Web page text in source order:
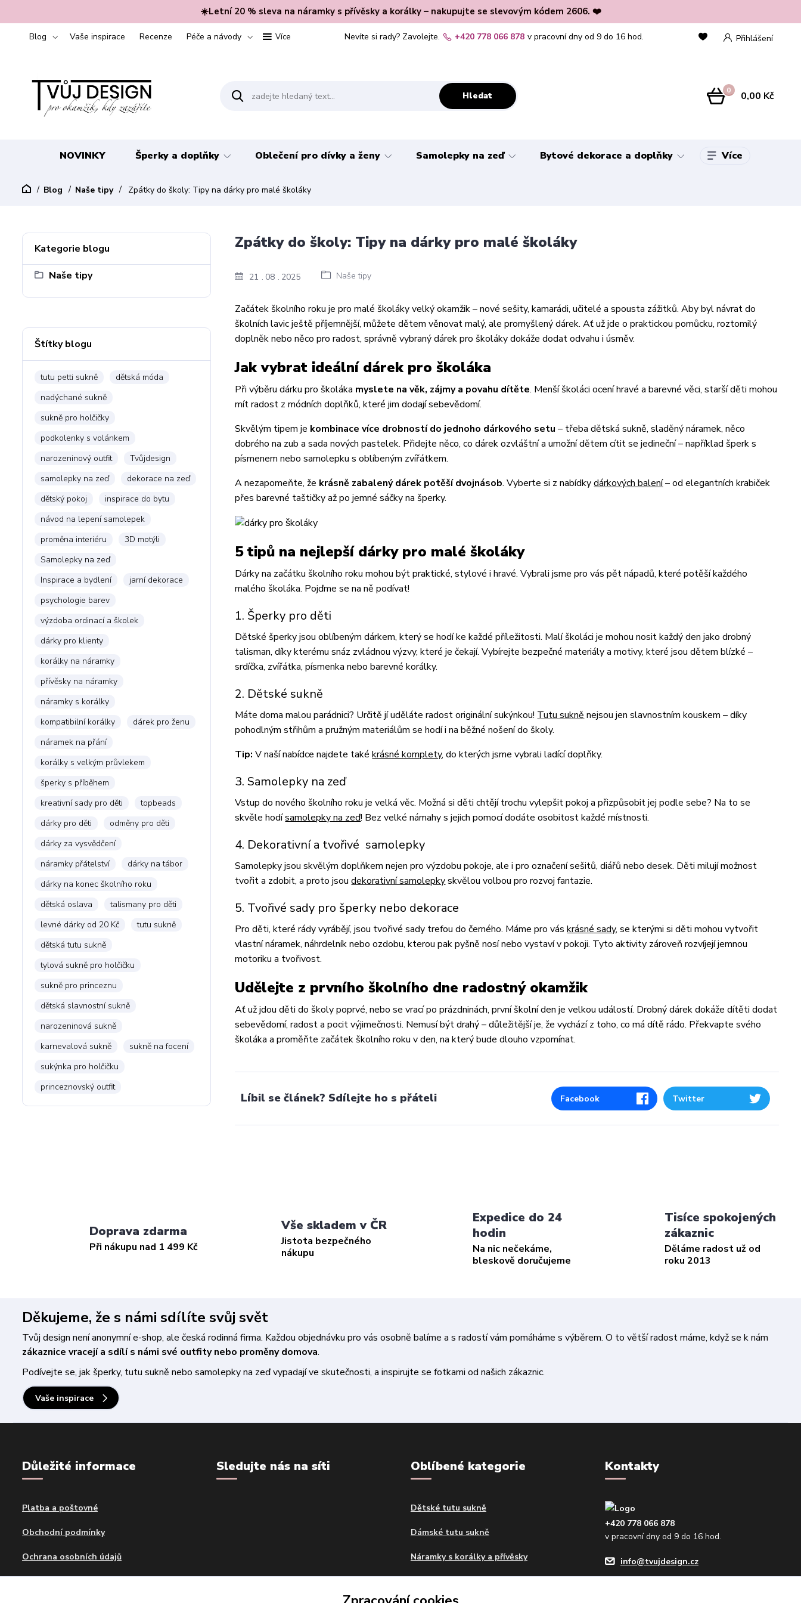
☀️Letní 20 % sleva na náramky s přívěsky a korálky – nakupujte se slevovým kódem 2606. ❤️
Blog Vaše inspirace Recenze Péče a návody Více Přihlášení
Hledat
Nevíte si rady? Zavolejte. +420 778 066 878 v pracovní dny od 9 do 16 hod.
0 0,00 Kč
NOVINKY Šperky a doplňky Oblečení pro dívky a ženy Samolepky na zeď Bytové dekorace a doplňky Více
Blog Naše tipy Zpátky do školy: Tipy na dárky pro malé školáky
Kategorie blogu
Naše tipy
Štítky blogu
tutu petti sukně
dětská móda
nadýchané sukně
sukně pro holčičky
podkolenky s volánkem
narozeninový outfit
Tvůjdesign
samolepky na zeď
dekorace na zeď
dětský pokoj
inspirace do bytu
návod na lepení samolepek
proměna interiéru
3D motýli
Samolepky na zeď
Inspirace a bydlení
jarní dekorace
psychologie barev
výzdoba ordinací a školek
dárky pro klienty
korálky na náramky
přívěsky na náramky
náramky s korálky
kompatibilní korálky
dárek pro ženu
náramek na přání
korálky s velkým průvlekem
šperky s příběhem
kreativní sady pro děti
topbeads
dárky pro děti
odměny pro děti
dárky za vysvědčení
náramky přátelství
dárky na tábor
dárky na konec školního roku
dětská oslava
talismany pro děti
levné dárky od 20 Kč
tutu sukně
dětská tutu sukně
tylová sukně pro holčičku
sukně pro princeznu
dětská slavnostní sukně
narozeninová sukně
karnevalová sukně
sukně na focení
sukýnka pro holčičku
princeznovský outfit
21 08 2025 Naše tipy
Zpátky do školy: Tipy na dárky pro malé školáky
Začátek školního roku je pro malé školáky velký okamžik – nové sešity, kamarádi, učitelé a spousta zážitků. Aby byl návrat do
školních lavic ještě příjemnější, můžete dětem věnovat malý, ale promyšlený dárek. Ať už jde o praktickou pomůcku, roztomilý
doplněk nebo něco pro radost, správně vybraný dárek pro školáky dokáže dodat odvahu i úsměv.
Jak vybrat ideální dárek pro školáka
Při výběru dárku pro školáka myslete na věk, zájmy a povahu dítěte. Menší školáci ocení hravé a barevné věci, starší děti mohou
mít radost z módních doplňků, které jim dodají sebevědomí.
Skvělým tipem je kombinace více drobností do jednoho dárkového setu – třeba dětská sukně, sladěný náramek, něco
dobrého na zub a sada nových pastelek. Přidejte něco, co dárek ozvláštní a umožní dětem cítit se jedineční – například šperk s
písmenem nebo samolepku s oblíbeným zvířátkem.
A nezapomeňte, že krásně zabalený dárek potěší dvojnásob. Vyberte si z nabídkydárkových balení– od elegantních krabiček
přes barevné taštičky až po jemné sáčky na šperky.
5 tipů na nejlepší dárky pro malé školáky
Dárky na začátku školního roku mohou být praktické, stylové i hravé. Vybrali jsme pro vás pět nápadů, které potěší každého
malého školáka. Pojďme se na ně podívat!
1. Šperky pro děti
Dětské šperky jsou oblíbeným dárkem, který se hodí ke každé příležitosti. Malí školáci je mohou nosit každý den jako drobný
talisman, díky kterému snáz zvládnou výzvy, které je čekají. Vybírejte bezpečné materiály a motivy, které jsou dětem blízké –
srdíčka, zvířátka, písmenka nebo barevné korálky.
2. Dětské sukně
Máte doma malou parádnici? Určitě jí uděláte radost originální sukýnkou! Tutu sukně nejsou jen slavnostním kouskem – díky
pohodlným střihům a pružným materiálům se hodí i na běžné nošení do školy.
Tip:V naší nabídce najdete takékrásné komplety, do kterých jsme vybrali ladící doplňky.
3. Samolepky na zeď
Vstup do nového školního roku je velká věc. Možná si děti chtějí trochu vylepšit pokoj a přizpůsobit jej podle sebe? Na to se
skvěle hodísamolepky na zeď! Bez velké námahy s jejich pomocí dodáte osobitost každé místnosti.
4. Dekorativní a tvořivé samolepky
Samolepky jsou skvělým doplňkem nejen pro výzdobu pokoje, ale i pro označení sešitů, diářů nebo desek. Děti milují možnost
tvořit a zdobit, a proto jsoudekorativní samolepkyskvělou volbou pro rozvoj fantazie.
5. Tvořivé sady pro šperky nebo dekorace
Pro děti, které rády vyrábějí, jsou tvořivé sady trefou do černého. Máme pro váskrásné sady, se kterými si děti mohou vytvořit
vlastní náramek, náhrdelník nebo ozdobu, kterou pak pyšně nosí nebo vystaví v pokoji. Tyto aktivity zároveň rozvíjejí jemnou
motoriku a tvořivost.
Udělejte z prvního školního dne radostný okamžik
Ať už jdou děti do školy poprvé, nebo se vrací po prázdninách, první školní den je velkou událostí. Drobný dárek dokáže dítěti dodat
sebevědomí, radost a pocit výjimečnosti. Nemusí být drahý – důležitější je, že vychází z toho, co má dítě rádo. Překvapte svého
školáka a proměňte začátek školního roku v den, na který bude dlouho vzpomínat.
Líbil se článek? Sdílejte ho s přáteli Facebook Twitter
Doprava zdarma
Při nákupu nad 1 499 Kč
Vše skladem v ČR
Jistota bezpečného
nákupu
Expedice do 24
hodin
Na nic nečekáme,
bleskově doručujeme
Tisíce spokojených
zákaznic
Děláme radost už od
roku 2013
Děkujeme, že s námi sdílíte svůj svět
Tvůj design není anonymní e-shop, ale česká rodinná firma. Každou objednávku pro vás osobně balíme a s radostí vám pomáháme s výběrem. O to větší radost máme, když se k nám
zákaznice vracejí a sdílí s námi své outfity nebo proměny domova.
Podívejte se, jak šperky, tutu sukně nebo samolepky na zeď vypadají ve skutečnosti, a inspirujte se fotkami od našich zákaznic.
Vaše inspirace
Důležité informace
Platba a poštovné
Obchodní podmínky
Ochrana osobních údajů
Sledujte nás na síti Oblíbené kategorie
Dětské tutu sukně
Dámské tutu sukně
Náramky s korálky a přívěsky
Kontakty
+420 778 066 878
v pracovní dny od 9 do 16 hod.
info@tvujdesign.cz